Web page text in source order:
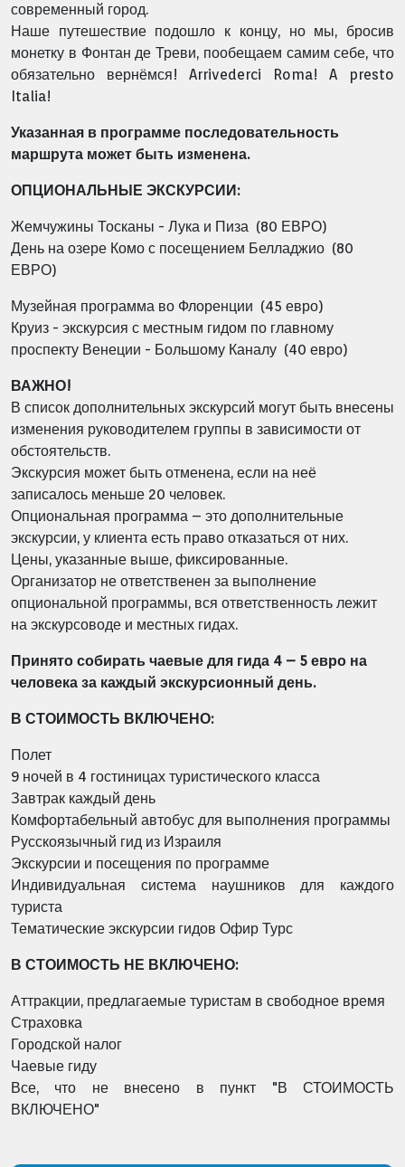
современный город.
Наше путешествие подошло к концу, но мы, бросив
монетку в Фонтан де Треви, пообещаем самим себе, что
обязательно вернёмся! Arrivederci Roma! A presto
Italia!
Указанная в программе последовательность
маршрута может быть изменена.
ОПЦИОНАЛЬНЫЕ ЭКСКУРСИИ:
Жемчужины Тосканы - Лука и Пиза (80 ЕВРО)
День на озере Комо с посещением Белладжио (80
ЕВРО)
Музейная программа во Флоренции (45 евро)
Круиз - экскурсия с местным гидом по главному
проспекту Венеции - Большому Каналу (40 евро)
ВАЖНО!
В список дополнительных экскурсий могут быть внесены
изменения руководителем группы в зависимости от
обстоятельств.
Экскурсия может быть отменена, если на неё
записалось меньше 20 человек.
Опциональная программа – это дополнительные
экскурсии, у клиента есть право отказаться от них.
Цены, указанные выше, фиксированные.
Организатор не ответственен за выполнение
опциональной программы, вся ответственность лежит
на экскурсоводе и местных гидах.
Принято собирать чаевые для гида 4 – 5 евро на
человека за каждый экскурсионный день.
В СТОИМОСТЬ ВКЛЮЧЕНО:
Полет
9 ночей в 4 гостиницах туристического класса
Завтрак каждый день
Комфортабельный автобус для выполнения программы
Русскоязычный гид из Израиля
Экскурсии и посещения по программе
Индивидуальная система наушников для каждого
туриста
Тематические экскурсии гидов Офир Турс
В СТОИМОСТЬ НЕ ВКЛЮЧЕНО:
Аттракции, предлагаемые туристам в свободное время
Страховка
Городской налог
Чаевые гиду
Все, что не внесено в пункт "В СТОИМОСТЬ
ВКЛЮЧЕНО"